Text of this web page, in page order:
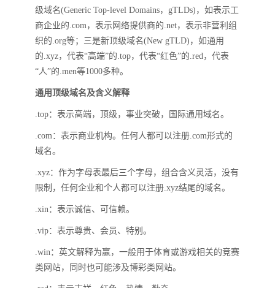
级域名(Generic Top-level Domains，gTLDs)，如表示工
商企业的.com，表示网络提供商的.net，表示非营利组
织的.org等；三是新顶级域名(New gTLD)，如通用
的.xyz，代表“高端”的.top，代表“红色”的.red，代表
“人”的.men等1000多种。
通用顶级域名及含义解释
.top：表示高端，顶级，事业突破，国际通用域名。
.com：表示商业机构。任何人都可以注册.com形式的
域名。
.xyz：作为字母表最后三个字母，组合含义灵活，没有
限制，任何企业和个人都可以注册.xyz结尾的域名。
.xin：表示诚信、可信赖。
.vip：表示尊贵、会员、特别。
.win：英文解释为赢，一般用于体育或游戏相关的竞赛
类网站，同时也可能涉及博彩类网站。